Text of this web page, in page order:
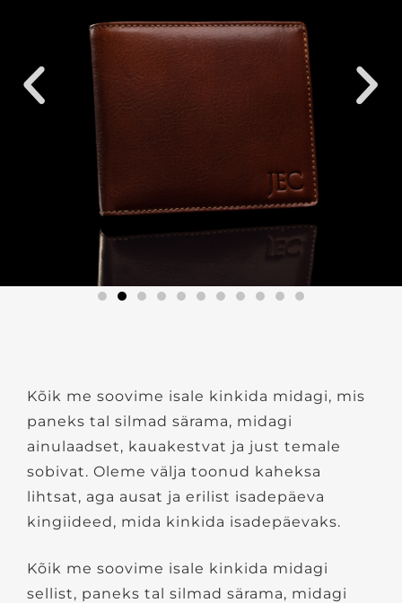
Kõik me soovime isale kinkida midagi, mis
paneks tal silmad särama, midagi
ainulaadset, kauakestvat ja just temale
sobivat. Oleme välja toonud kaheksa
lihtsat, aga ausat ja erilist isadepäeva
kingiideed, mida kinkida isadepäevaks.
Kõik me soovime isale kinkida midagi
sellist, paneks tal silmad särama, midagi